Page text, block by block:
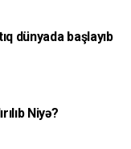
dünyada başlayıb
Niyə?